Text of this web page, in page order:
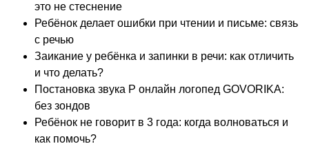
это не стеснение
Ребёнок делает ошибки при чтении и письме: связь
с речью
Заикание у ребёнка и запинки в речи: как отличить
и что делать?
Постановка звука Р онлайн логопед GOVORIKA:
без зондов
Ребёнок не говорит в 3 года: когда волноваться и
как помочь?